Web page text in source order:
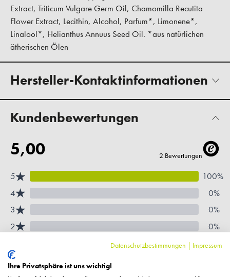
Extract, Triticum Vulgare Germ Oil, Chamomilla Recutita
Flower Extract, Lecithin, Alcohol, Parfum*, Limonene*,
Linalool*, Helianthus Annuus Seed Oil. *aus natürlichen
ätherischen Ölen
Hersteller-Kontaktinformationen
Kundenbewertungen
Datenschutzbestimmungen | Impressum
Ihre Privatsphäre ist uns wichtig!